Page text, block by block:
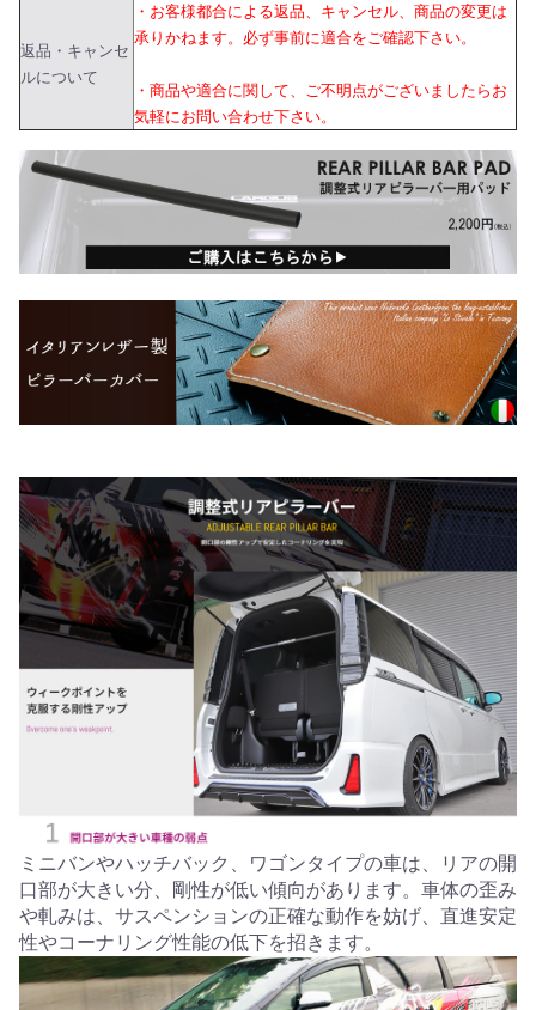
返品・キャンセ
ルについて
・お客様都合による返品、キャンセル、商品の変更は
承りかねます。必ず事前に適合をご確認下さい。
・商品や適合に関して、ご不明点がございましたらお
気軽にお問い合わせ下さい。
ミニバンやハッチバック、ワゴンタイプの車は、リアの開
口部が大きい分、剛性が低い傾向があります。車体の歪み
や軋みは、サスペンションの正確な動作を妨げ、直進安定
性やコーナリング性能の低下を招きます。